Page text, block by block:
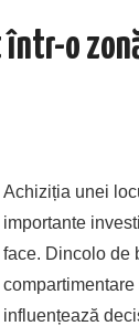
o
Achiziția unei
importante
face. Dincolo de
influențează